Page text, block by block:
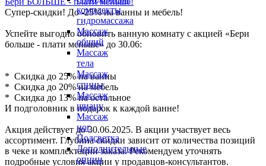
комплекты
гидромассажа
Массаж
общий
Массаж
тела
Массаж
спины
Массаж
шиацу
Массаж
ног
Подсветка
Дополнительные
опции
Супер-скидки! До -25% на ванны и мебель!
Успейте выгодно обновить ванную комнату с акцией «Бери
больше - плати меньше» до 30.06:
* Скидка до 25% на ванны
* Скидка до 20% на мебель
* Скидка до 13% на остальное
И подголовник в подарок к каждой ванне!
Акция действует до 30.06.2025. В акции участвует весь
ассортимент. Глубина скидки зависит от количества позиций
в чеке и комплектации заказа. Рекомендуем уточнять
подробные условия акции у продавцов-консультантов.